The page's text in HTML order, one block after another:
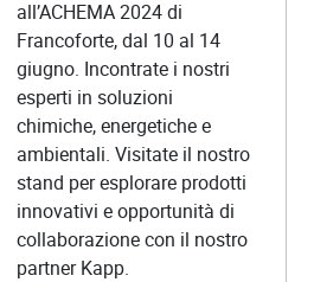
all’ACHEMA 2024 di
Francoforte, dal 10 al 14
giugno. Incontrate i nostri
esperti in soluzioni
chimiche, energetiche e
ambientali. Visitate il nostro
stand per esplorare prodotti
innovativi e opportunità di
collaborazione con il nostro
partner Kapp.